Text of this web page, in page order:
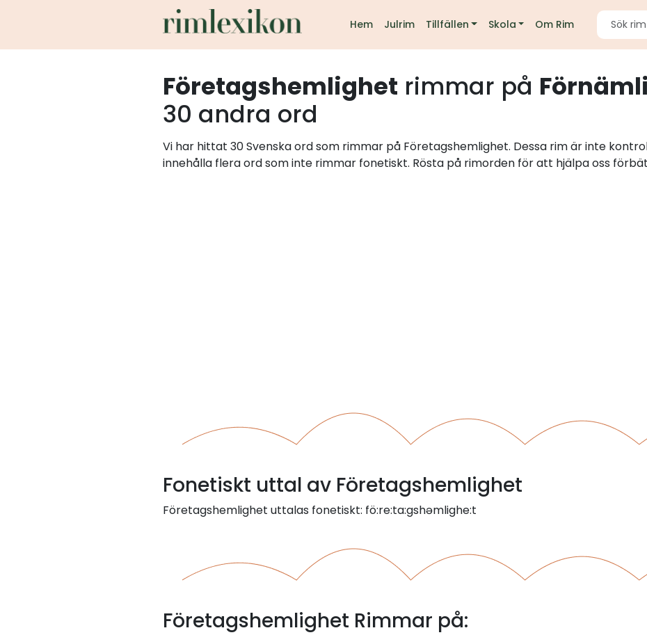
Hem Julrim Tillfällen Skola Om Rim
Företagshemlighet rimmar på
30 andra ord
Vi har hittat 30 Svenska ord som rimmar på Företagshemlighet. Dessa rim är inte
innehålla flera ord som inte rimmar fonetiskt. Rösta på rimorden för att hjälpa oss
Fonetiskt uttal av Företagshemlighet
Företagshemlighet uttalas fonetiskt: fö:re:ta:gshəmlighe:t
Företagshemlighet Rimmar på: